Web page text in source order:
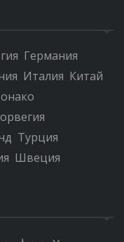
Германия
Италия Китай
Турция
Швеция